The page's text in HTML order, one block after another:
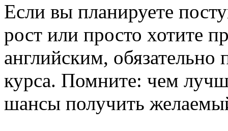
Если вы планируете
рост или просто хотите
английским,
курса. Помните: чем
шансы получить